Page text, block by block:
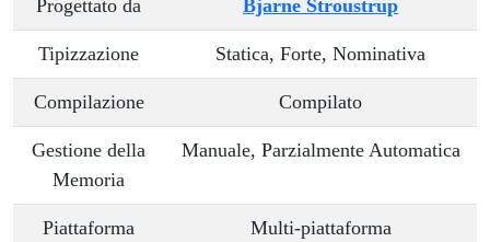
Progettato da Bjarne Stroustrup
Tipizzazione Statica, Forte, Nominativa
Compilazione Compilato
Gestione della
Memoria
Manuale, Parzialmente Automatica
Piattaforma Multi-piattaforma